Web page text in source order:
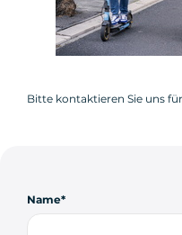
Bitte kontaktieren Sie uns
Name